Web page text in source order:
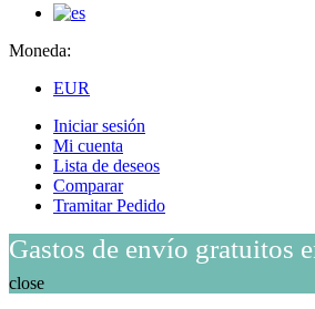
Moneda:
EUR
Iniciar sesión
Mi cuenta
Lista de deseos
Comparar
Tramitar Pedido
Gastos de envío gratuitos
close